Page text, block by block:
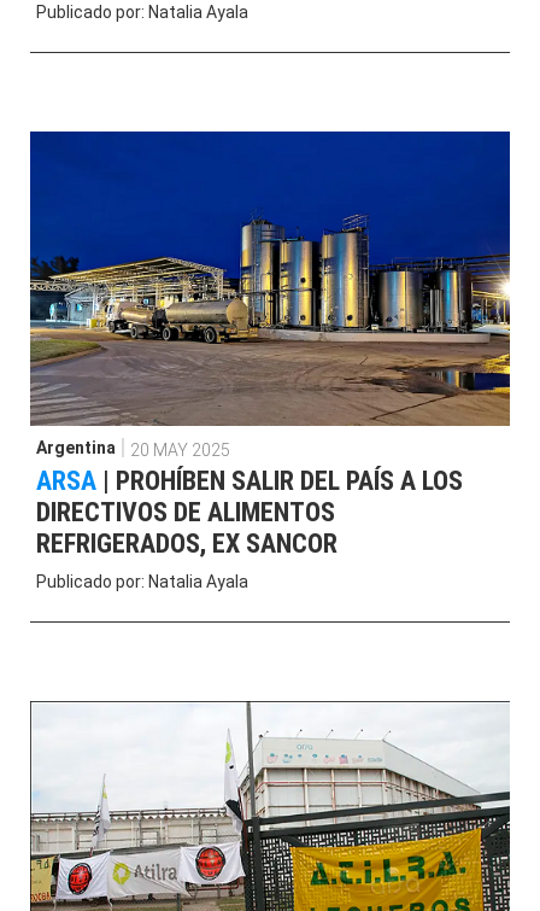
Publicado por: Natalia Ayala
Argentina 20 MAY 2025
ARSA
PROHÍBEN SALIR DEL PAÍS A LOS
DIRECTIVOS DE ALIMENTOS
REFRIGERADOS, EX SANCOR
Publicado por: Natalia Ayala